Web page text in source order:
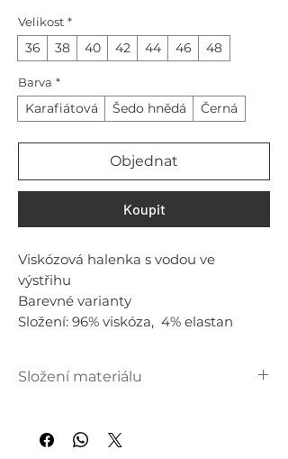
Velikost *
36 38 40 42 44 46 48
Barva *
Karafiátová Šedo hnědá Černá
Objednat
Koupit
Viskózová halenka s vodou ve
výstřihu
Barevné varianty
Složení: 96% viskóza, 4% elastan
Složení materiálu